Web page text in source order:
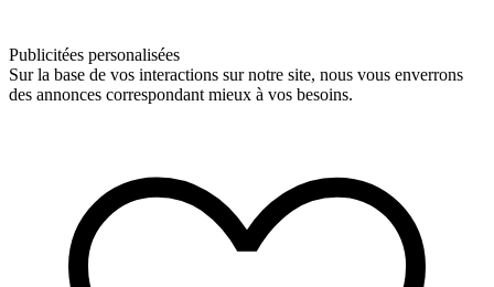
Publicitées personalisées
Sur la base de vos interactions sur notre site, nous vous enverrons
des annonces correspondant mieux à vos besoins.